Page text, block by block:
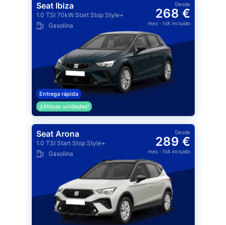
Seat Ibiza
1.0 TSI 70kW Start Stop Style+
Gasolina
Desde
268 €
mes· IVA incluido
Entrega rápida
¡Últimas unidades!
Seat Arona
1.0 TSI Start Stop Style+
Gasolina
Desde
289 €
mes· IVA incluido